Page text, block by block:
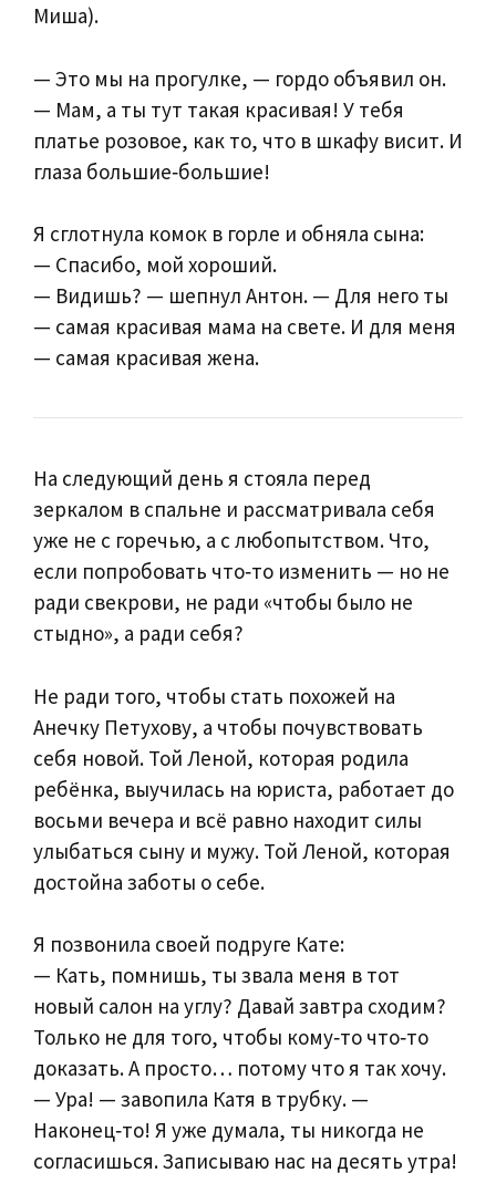
Миша).
— Это мы на прогулке, — гордо объявил он.
— Мам, а ты тут такая красивая! У тебя
платье розовое, как то, что в шкафу висит. И
глаза большие‑большие!
Я сглотнула комок в горле и обняла сына:
— Спасибо, мой хороший.
— Видишь? — шепнул Антон. — Для него ты
— самая красивая мама на свете. И для меня
— самая красивая жена.
На следующий день я стояла перед
зеркалом в спальне и рассматривала себя
уже не с горечью, а с любопытством. Что,
если попробовать что‑то изменить — но не
ради свекрови, не ради «чтобы было не
стыдно», а ради себя?
Не ради того, чтобы стать похожей на
Анечку Петухову, а чтобы почувствовать
себя новой. Той Леной, которая родила
ребёнка, выучилась на юриста, работает до
восьми вечера и всё равно находит силы
улыбаться сыну и мужу. Той Леной, которая
достойна заботы о себе.
Я позвонила своей подруге Кате:
— Кать, помнишь, ты звала меня в тот
новый салон на углу? Давай завтра сходим?
Только не для того, чтобы кому‑то что‑то
доказать. А просто… потому что я так хочу.
— Ура! — завопила Катя в трубку. —
Наконец‑то! Я уже думала, ты никогда не
согласишься. Записываю нас на десять утра!